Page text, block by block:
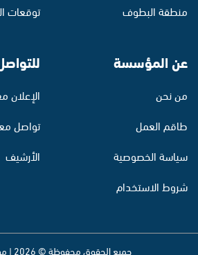
منطقة البطوف
توقعات
عن المؤسسة
من نحن
طاقم العمل
سياسة الخصوصية
شروط الاستخدام
الإعلان
تواصل
الأرشيف
جميع الحقوق محفوظة © 2026 | موقع الشمس